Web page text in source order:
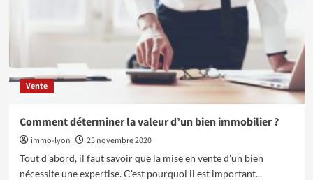
Vente
Comment déterminer la valeur d’un bien immobilier ?
immo-lyon
25 novembre 2020
Tout d'abord, il faut savoir que la mise en vente d'un bien
nécessite une expertise. C'est pourquoi il est important...